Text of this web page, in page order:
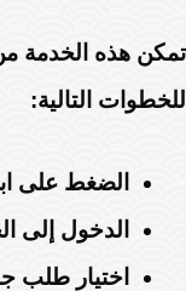
تمكن هذه الخدمة
للخطوات التالية:
الضغط على
الدخول إلى
اختيار طلب